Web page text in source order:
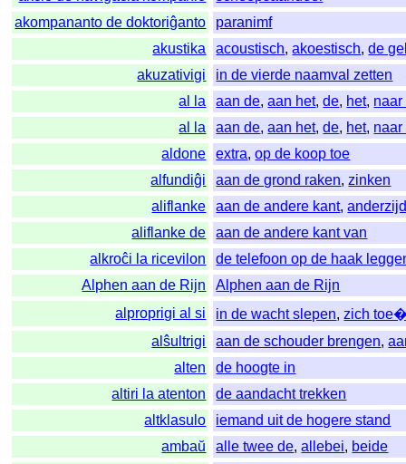
akompananto de doktoriĝanto
paranimf
akustika
acoustisch,akoestisch,de
akuzativigi
in de vierde naamval zetten
al la
aan de,aan het,de, het, naar
al la
aan de,aan het,de, het, naar
aldone
extra,op de koop toe
alfundiĝi
aan de grond raken,zinken
aliflanke
aan de andere kant,
aliflanke de
aan de andere kant van
alkroĉi la ricevilon
de telefoon op de haak
Alphen aan de Rijn
Alphen aan de Rijn
alproprigi al si
in de wacht slepen,zich
alŝultrigi
aan de schouder brengen,
alten
de hoogte in
altiri la atenton
de aandacht trekken
altklasulo
iemand uit de hogere stand
ambaŭ
alle twee de,allebei, beide